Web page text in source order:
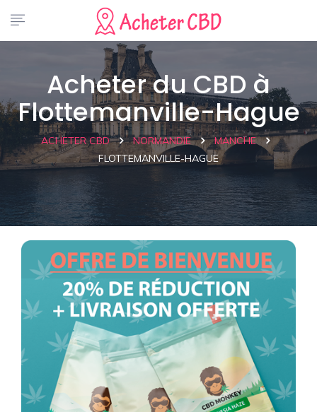
Acheter du CBD à
Flottemanville-Hague
ACHETER CBD NORMANDIE
MANCHE
FLOTTEMANVILLE-HAGUE